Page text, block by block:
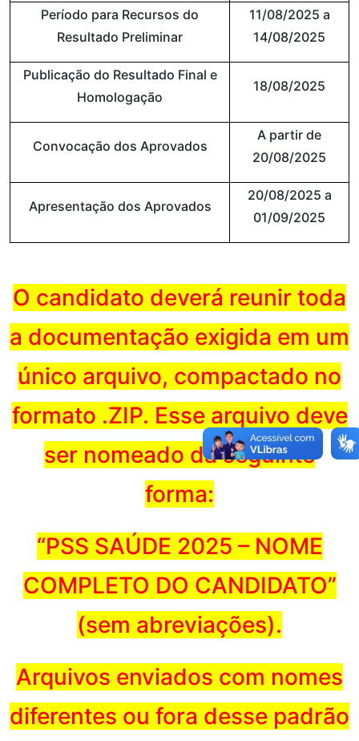
Período para Recursos do
Resultado Preliminar
11/08/2025 a
14/08/2025
Publicação do Resultado Final e
Homologação
18/08/2025
Convocação dos Aprovados
A partir de
20/08/2025
Apresentação dos Aprovados
20/08/2025 a
01/09/2025
O candidato deverá reunir toda
a documentação exigida em um
único arquivo, compactado no
formato .ZIP. Esse arquivo deve
ser nomeado da seguinte
forma:
“PSS SAÚDE 2025 – NOME
COMPLETO DO CANDIDATO”
(sem abreviações).
Arquivos enviados com nomes
diferentes ou fora desse padrão